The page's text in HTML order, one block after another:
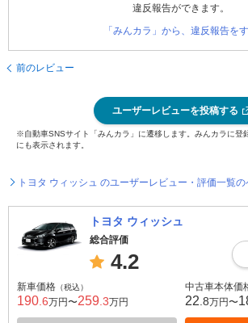
違反報告ができます。
「みんカラ」から、違反報告を
前のレビュー
ユーザーレビューを投稿する
※自動車SNSサイト「みんカラ」に遷移します。みんカラに登
にも表示されます。
トヨタ ウィッシュ のユーザーレビュー・評価一覧
トヨタ ウィッシュ
総合評価
4.2
新車価格 （税込）
190 .6万円〜259 .3万円
中古車本体価
22 .8万円〜